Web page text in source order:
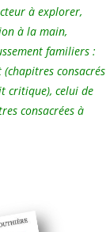
à explorer,
à la main,
familiers :
consacrés
critique), celui de
consacrées à